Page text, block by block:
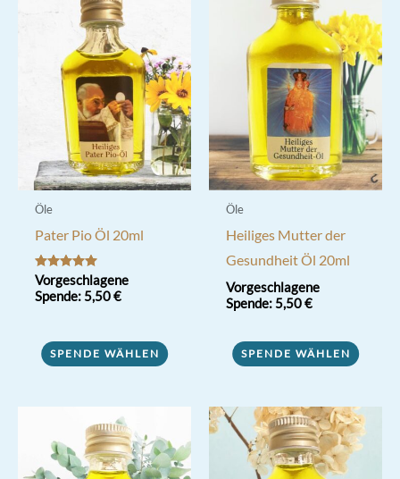
Öle
Pater Pio Öl 20ml
Bewertet mit
5.00
von 5
Vorgeschlagene
Spende: 5,50€
SPENDE WÄHLEN
Öle
Heiliges Mutter der
Gesundheit Öl 20ml
Vorgeschlagene
Spende: 5,50€
SPENDE WÄHLEN